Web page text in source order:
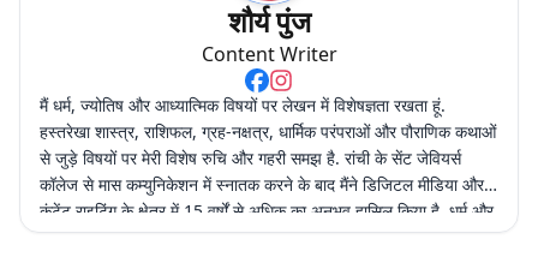
शौर्य पुंज
Content Writer
मैं धर्म, ज्योतिष और आध्यात्मिक विषयों पर लेखन में विशेषज्ञता रखता हूं.
हस्तरेखा शास्त्र, राशिफल, ग्रह-नक्षत्र, धार्मिक परंपराओं और पौराणिक कथाओं
से जुड़े विषयों पर मेरी विशेष रुचि और गहरी समझ है. रांची के सेंट जेवियर्स
कॉलेज से मास कम्युनिकेशन में स्नातक करने के बाद मैंने डिजिटल मीडिया और
कंटेंट राइटिंग के क्षेत्र में 15 वर्षों से अधिक का अनुभव हासिल किया है. धर्म और
ज्योतिष के अलावा एंटरटेनमेंट, लाइफस्टाइल और शिक्षा जैसे विषयों पर भी